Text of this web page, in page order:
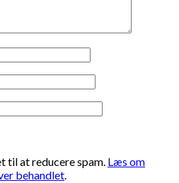
til at reducere spam. Læs om
behandlet.